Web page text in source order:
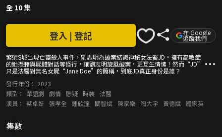
全 10 集
繁榮S城出現亡靈殺人事件，劉志明為破案結識神秘女法醫JD。擁有高敏症
的她憑藉與屍體對話等怪行，讓劉志明旋風破案，更互生情愫！然而“JD”
只是法醫對無名女屍“Jane Doe”的簡稱，到底JD真正身份是誰？
登入 | 登記 在 Google
追蹤我們
發行年份： 2023
類型： 華語劇 劇情 懸疑 時裝 法醫
演員： 蔡卓妍 張孝全 鍾欣潼 關智斌 陳家樂 陶大宇 黃德斌 羅家英
集數